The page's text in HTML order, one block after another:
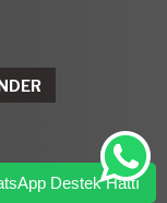
Destek Hattı